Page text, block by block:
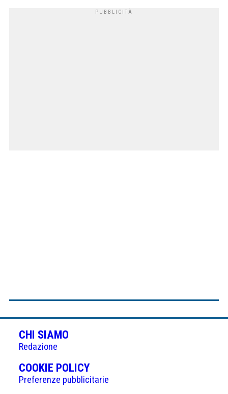
CHI SIAMO
Redazione
COOKIE POLICY(APRE
IN
Preferenze pubblicitarie